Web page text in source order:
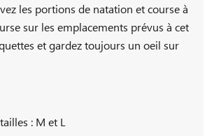
les portions de natation et course à
sur les emplacements prévus à cet
et gardez toujours un oeil sur
: M et L